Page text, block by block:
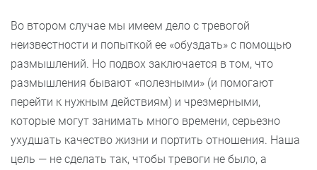
Во втором случае мы имеем дело с тревогой
неизвестности и попыткой ее «обуздать» с помощью
размышлений. Но подвох заключается в том, что
размышления бывают «полезными» (и помогают
перейти к нужным действиям) и чрезмерными,
которые могут занимать много времени, серьезно
ухудшать качество жизни и портить отношения. Наша
цель — не сделать так, чтобы тревоги не было, а